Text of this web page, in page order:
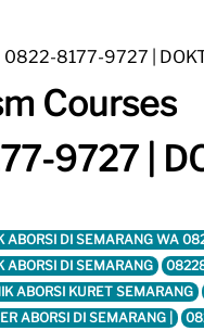
0822-8177-9727 |
Courses
9727 |
DI SEMARANG WA
DI SEMARANG
ABORSI KURET SEMARANG
ABORSI DI SEMARANG |